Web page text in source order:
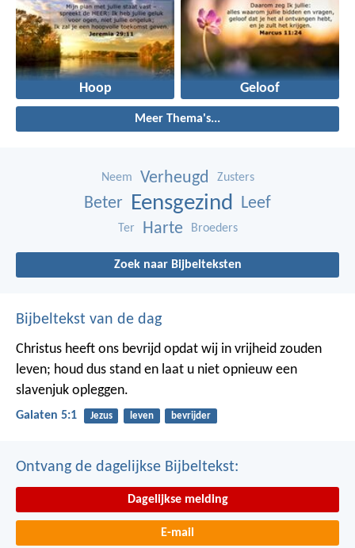
Hoop Geloof
Meer Thema's...
Neem Verheugd Zusters
Beter Eensgezind Leef
Ter Harte Broeders
Zoek naar Bijbelteksten
Bijbeltekst van de dag
Christus heeft ons bevrijd opdat wij in vrijheid zouden
leven; houd dus stand en laat u niet opnieuw een
slavenjuk opleggen.
Galaten 5:1 Jezus leven bevrijder
Ontvang de dagelijkse Bijbeltekst:
Dagelijkse melding
E-mail